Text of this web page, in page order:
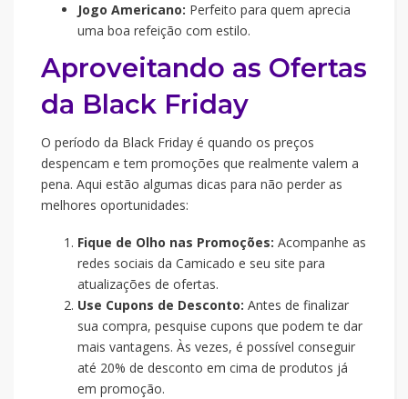
Jogo Americano: Perfeito para quem aprecia
uma boa refeição com estilo.
Aproveitando as Ofertas
da Black Friday
O período da Black Friday é quando os preços
despencam e tem promoções que realmente valem a
pena. Aqui estão algumas dicas para não perder as
melhores oportunidades:
Fique de Olho nas Promoções: Acompanhe as
redes sociais da Camicado e seu site para
atualizações de ofertas.
Use Cupons de Desconto: Antes de finalizar
sua compra, pesquise cupons que podem te dar
mais vantagens. Às vezes, é possível conseguir
até 20% de desconto em cima de produtos já
em promoção.